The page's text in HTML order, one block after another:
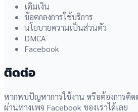
เติมเงิน
ข้อตกลงการใช้บริการ
นโยบายความเป็นส่วนตัว
DMCA
Facebook
ติดต่อ
หากพบปัญหาการใช้งาน หรือต้องการติด
ผ่านทางเพจ Facebook ของเราได้เลย